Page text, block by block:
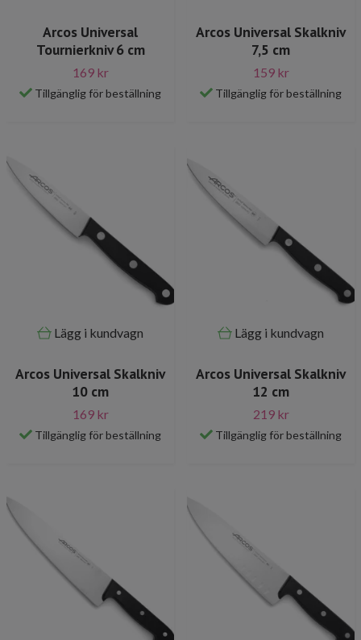
Arcos Universal
Tournierkniv 6 cm
169 kr
Tillgänglig för beställning
Arcos Universal Skalkniv
7,5 cm
159 kr
Tillgänglig för beställning
Lägg i kundvagn
Arcos Universal Skalkniv
10 cm
169 kr
Tillgänglig för beställning
Lägg i kundvagn
Arcos Universal Skalkniv
12 cm
219 kr
Tillgänglig för beställning